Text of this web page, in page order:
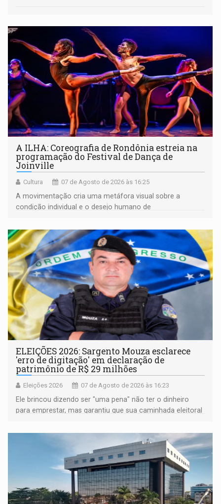
A ILHA: Coreografia de Rondônia estreia na
programação do Festival de Dança de
Joinville
Cultura 07 de Agosto de 2026 às 16:25
A movimentação cria uma metáfora visual sobre a
condição individual e o desejo humano de
ELEIÇÕES 2026: Sargento Mouza esclarece
'erro de digitação' em declaração de
patrimônio de R$ 29 milhões
Eleições 2026 07 de Agosto de 2026 às 16:23
Ele brincou dizendo ser "uma pena" não ter o dinheiro
para emprestar, mas garantiu que sua caminhada eleitoral